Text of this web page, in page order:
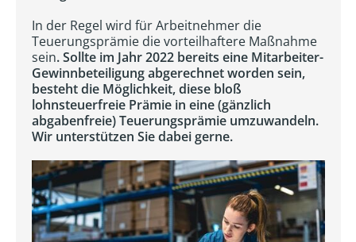
In der Regel wird für Arbeitnehmer die
Teuerungsprämie die vorteilhaftere Maßnahme
sein. Sollte im Jahr 2022 bereits eine Mitarbeiter-
Gewinnbeteiligung abgerechnet worden sein,
besteht die Möglichkeit, diese bloß
lohnsteuerfreie Prämie in eine (gänzlich
abgabenfreie) Teuerungsprämie umzuwandeln.
Wir unterstützen Sie dabei gerne.